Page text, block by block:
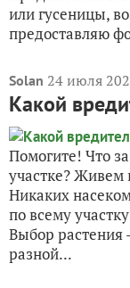
или гусеницы,
предоставляю
Solan 24 июля
Какой
Помогите! Что
участке? Живем
Никаких
по всему
Выбор растения
разной...